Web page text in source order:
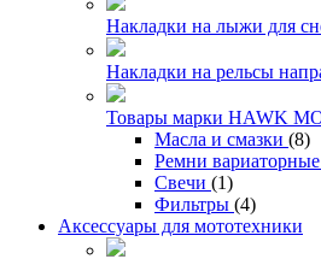
Накладки на лыжи для
Накладки на рельсы
Товары марки HAWK
Масла и смазки (8)
Ремни вариаторные
Свечи (1)
Фильтры (4)
Аксессуары для мототехники